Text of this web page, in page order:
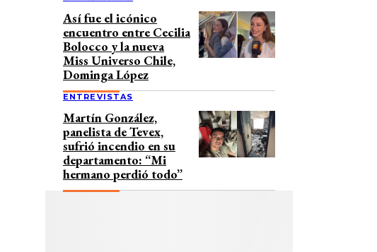
Así fue el icónico
encuentro entre Cecilia
Bolocco y la nueva
Miss Universo Chile,
Dominga López
ENTREVISTAS
Martín González,
panelista de Tevex,
sufrió incendio en su
departamento: “Mi
hermano perdió todo”